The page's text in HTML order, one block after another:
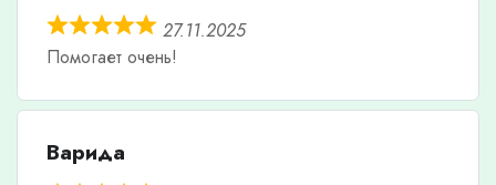
27.11.2025
Помогает очень!
Варида